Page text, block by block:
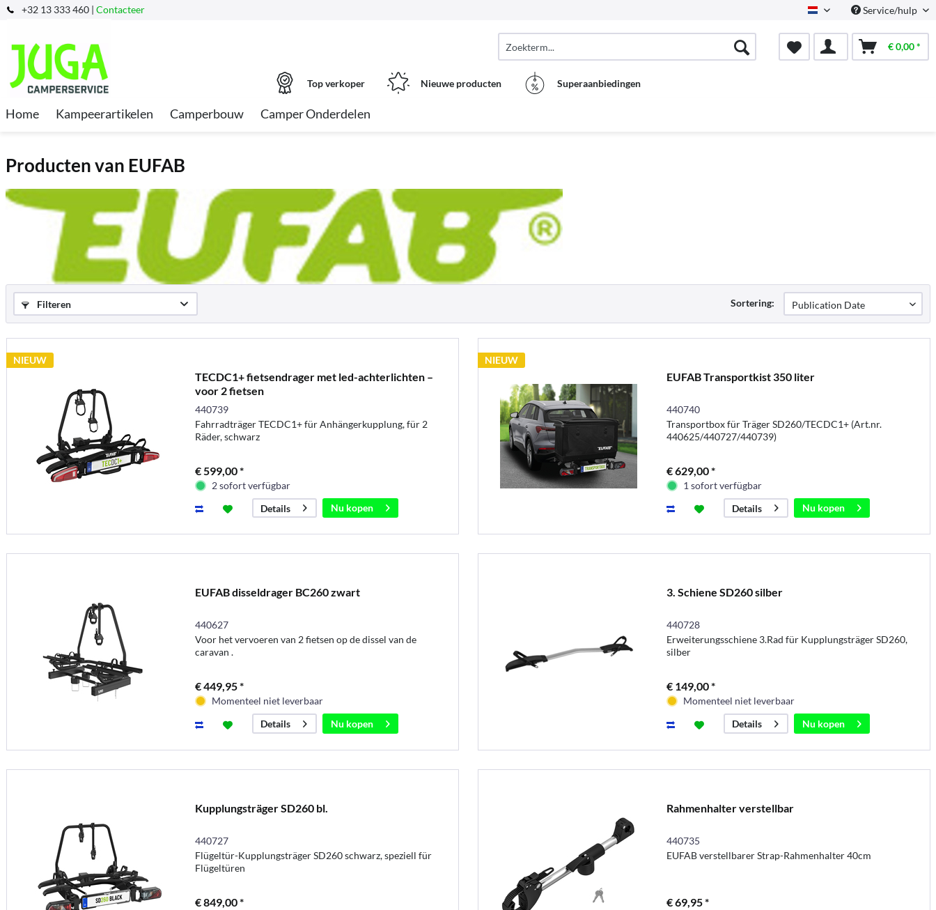
+32 13 333 460 | Contacteer Dutch Service/hulp
€ 0,00 *
Top verkoper Nieuwe producten Superaanbiedingen
Home Kampeerartikelen Camperbouw Camper Onderdelen
Producten van EUFAB
Filteren Sortering:
NIEUW
TECDC1+ fietsendrager met led-achterlichten –
voor 2 fietsen
440739
Fahrradträger TECDC1+ für Anhängerkupplung, für 2
Räder, schwarz
€ 599,00 *
2 sofort verfügbar
Details
Nu kopen
NIEUW
EUFAB Transportkist 350 liter
440740
Transportbox für Träger SD260/TECDC1+ (Art.nr.
440625/440727/440739)
€ 629,00 *
1 sofort verfügbar
Details
Nu kopen
EUFAB disseldrager BC260 zwart
440627
Voor het vervoeren van 2 fietsen op de dissel van de
caravan .
€ 449,95 *
Momenteel niet leverbaar
Details
Nu kopen
3. Schiene SD260 silber
440728
Erweiterungsschiene 3.Rad für Kupplungsträger SD260,
silber
€ 149,00 *
Momenteel niet leverbaar
Details
Nu kopen
Kupplungsträger SD260 bl.
440727
Flügeltür-Kupplungsträger SD260 schwarz, speziell für
Flügeltüren
€ 849,00 *
Rahmenhalter verstellbar
440735
EUFAB verstellbarer Strap-Rahmenhalter 40cm
€ 69,95 *